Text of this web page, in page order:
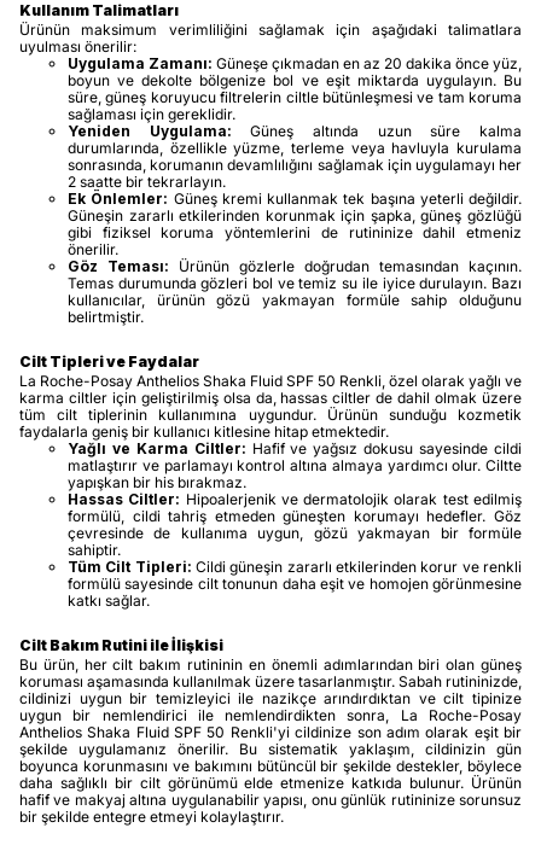
Kullanım Talimatları
Ürünün maksimum verimliliğini sağlamak için aşağıdaki talimatlara
uyulması önerilir:
Uygulama Zamanı: Güneşe çıkmadan en az 20 dakika önce yüz,
boyun ve dekolte bölgenize bol ve eşit miktarda uygulayın. Bu
süre, güneş koruyucu filtrelerin ciltle bütünleşmesi ve tam koruma
sağlaması için gereklidir.
Yeniden Uygulama: Güneş altında uzun süre kalma
durumlarında, özellikle yüzme, terleme veya havluyla kurulama
sonrasında, korumanın devamlılığını sağlamak için uygulamayı her
2 saatte bir tekrarlayın.
Ek Önlemler: Güneş kremi kullanmak tek başına yeterli değildir.
Güneşin zararlı etkilerinden korunmak için şapka, güneş gözlüğü
gibi fiziksel koruma yöntemlerini de rutininize dahil etmeniz
önerilir.
Göz Teması: Ürünün gözlerle doğrudan temasından kaçının.
Temas durumunda gözleri bol ve temiz su ile iyice durulayın. Bazı
kullanıcılar, ürünün gözü yakmayan formüle sahip olduğunu
belirtmiştir.
Cilt Tipleri ve Faydalar
La Roche-Posay Anthelios Shaka Fluid SPF 50 Renkli, özel olarak yağlı ve
karma ciltler için geliştirilmiş olsa da, hassas ciltler de dahil olmak üzere
tüm cilt tiplerinin kullanımına uygundur. Ürünün sunduğu kozmetik
faydalarla geniş bir kullanıcı kitlesine hitap etmektedir.
Yağlı ve Karma Ciltler: Hafif ve yağsız dokusu sayesinde cildi
matlaştırır ve parlamayı kontrol altına almaya yardımcı olur. Ciltte
yapışkan bir his bırakmaz.
Hassas Ciltler: Hipoalerjenik ve dermatolojik olarak test edilmiş
formülü, cildi tahriş etmeden güneşten korumayı hedefler. Göz
çevresinde de kullanıma uygun, gözü yakmayan bir formüle
sahiptir.
Tüm Cilt Tipleri: Cildi güneşin zararlı etkilerinden korur ve renkli
formülü sayesinde cilt tonunun daha eşit ve homojen görünmesine
katkı sağlar.
Cilt Bakım Rutini ile İlişkisi
Bu ürün, her cilt bakım rutininin en önemli adımlarından biri olan güneş
koruması aşamasında kullanılmak üzere tasarlanmıştır. Sabah rutininizde,
cildinizi uygun bir temizleyici ile nazikçe arındırdıktan ve cilt tipinize
uygun bir nemlendirici ile nemlendirdikten sonra, La Roche-Posay
Anthelios Shaka Fluid SPF 50 Renkli'yi cildinize son adım olarak eşit bir
şekilde uygulamanız önerilir. Bu sistematik yaklaşım, cildinizin gün
boyunca korunmasını ve bakımını bütüncül bir şekilde destekler, böylece
daha sağlıklı bir cilt görünümü elde etmenize katkıda bulunur. Ürünün
hafif ve makyaj altına uygulanabilir yapısı, onu günlük rutininize sorunsuz
bir şekilde entegre etmeyi kolaylaştırır.